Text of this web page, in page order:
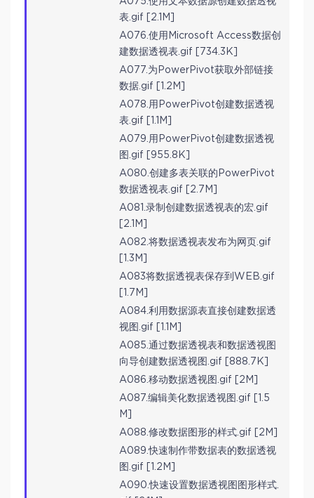
表.gif [2.1M]
A076.使用Microsoft Access数据创
建数据透视表.gif [734.3K]
A077.为PowerPivot获取外部链接
数据.gif [1.2M]
A078.用PowerPivot创建数据透视
表.gif [1.1M]
A079.用PowerPivot创建数据透视
图.gif [955.8K]
A080.创建多表关联的PowerPivot
数据透视表.gif [2.7M]
A081.录制创建数据透视表的宏.gif
[2.1M]
A082.将数据透视表发布为网页.gif
[1.3M]
A083将数据透视表保存到WEB.gif
[1.7M]
A084.利用数据源表直接创建数据透
视图.gif [1.1M]
A085.通过数据透视表和数据透视图
向导创建数据透视图.gif [888.7K]
A086.移动数据透视图.gif [2M]
A087.编辑美化数据透视图.gif [1.5
M]
A088.修改数据图形的样式.gif [2M]
A089.快速制作带数据表的数据透视
图.gif [1.2M]
A090.快速设置数据透视图图形样式.